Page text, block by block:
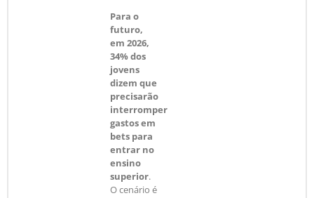
Para o
futuro,
em 2026,
34% dos
jovens
dizem que
precisarão
interromper
gastos em
bets para
entrar no
ensino
superior.
O cenário é